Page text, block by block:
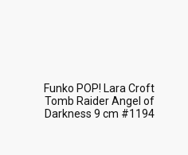
Funko POP! Lara Croft
Tomb Raider Angel of
Darkness 9 cm #1194